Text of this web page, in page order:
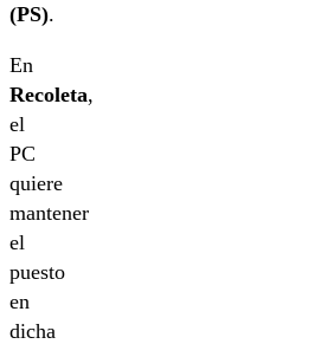
(PS).
En
Recoleta,
el
PC
quiere
mantener
el
puesto
en
dicha